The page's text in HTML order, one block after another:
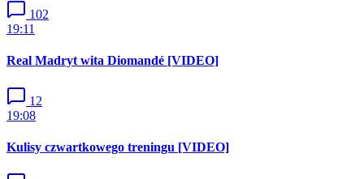
102
19:11
Real Madryt wita Diomandé [VIDEO]
12
19:08
Kulisy czwartkowego treningu [VIDEO]